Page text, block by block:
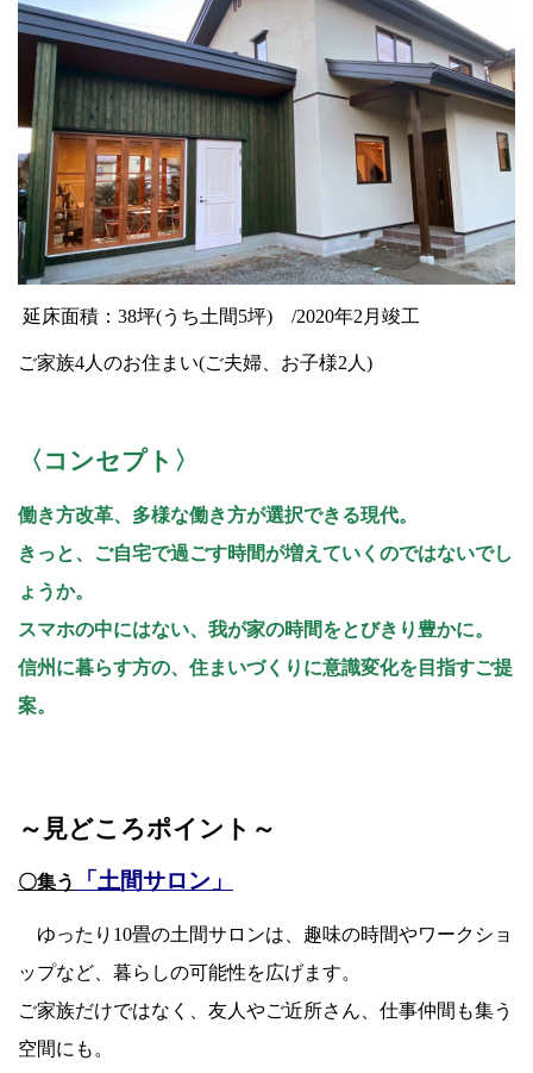
延床面積：38坪(うち土間5坪) /2020年2月竣工
ご家族4人のお住まい(ご夫婦、お子様2人)
〈コンセプト〉
働き方改革、多様な働き方が選択できる現代。
きっと、ご自宅で過ごす時間が増えていくのではないでし
ょうか。
スマホの中にはない、我が家の時間をとびきり豊かに。
信州に暮らす方の、住まいづくりに意識変化を目指すご提
案。
～見どころポイント～
〇集う 「土間サロン」
ゆったり10畳の土間サロンは、趣味の時間やワークショ
ップなど、 暮らしの可能性を広げます。
ご家族だけではなく、友人やご近所さん、仕事仲間も集う
空間にも。